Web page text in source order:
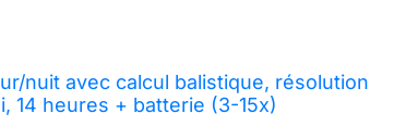
nuit avec calcul balistique, résolution
14 heures + batterie (3-15x)